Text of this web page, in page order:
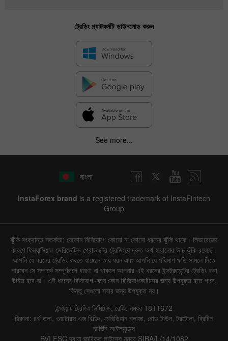
ট্রেডিং প্ল্যাটফর্মটি ডাউনলোড করুন
See more...
বাংলা
InstaForex brand is a registered trademark of InstaFintech
Group
ঝুঁকি সংক্রান্ত সতর্কতা: যেকোন বিনিয়োগে কোনো না কোনো ধরনের ঝুঁকি থাকে। লিভারেজের
কারণে ফিন্যান্সিয়াল ডেরিভেটিভ প্রোডাক্টের ট্রেডিংয়ে দ্রুত অর্থ হারানোর উচ্চ ঝুঁকি রয়েছে।
আপনি যে ধরনের ট্রেডিং করতে যাচ্ছেন তার ধরন এবং আপনি যে পরিমাণ ক্ষতি সামলে নিতে
পারবেন সে সম্পর্কে সম্পূর্ণরূপে ধারণা না থাকলে আপনার এই ধরনের ইন্সট্রুমেন্টের ট্রেডিং করা
উচিত হবে না। এই ধরনের বিনিয়োগ কোন কোন বিনিয়োগকারীদের জন্য উপযুক্ত হতে পারে,
কিন্তু সেগুলো সবার জন্য উপযুক্ত নয়।
ইন্সট্যান্ট ট্রেডিং লিমিটেড, রেজি. নম্বর 1811672
ঠিকানা: ৪র্থ তলা, ওয়াটারস এজ বিল্ডিং, মেরিডিয়ান প্লাজা, রোড টাউন, টরটোলা, ব্রিটিশ
ভার্জিন আইল্যান্ডস
BVI FSC দ্বারা জারিকৃত লাইসেন্স নম্বর SIBA/L/14/1082